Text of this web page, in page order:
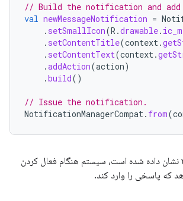
// Build the notification and
val newMessageNotification =
. setSmallIcon(R .drawable.
. setContentTitle(context .
. setContentText(context .
.addAction(action)
.build()
// Issue the notification.
NotificationManagerCompat . from(
همانطور که در شکل ۴ نشان داده شده است، سیستم هنگام فعال کردن
که پاسخی را وارد کند.